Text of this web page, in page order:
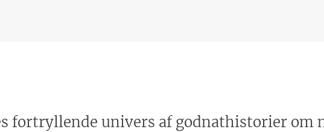
fortryllende univers af godnathistorier om